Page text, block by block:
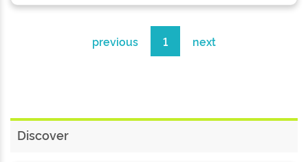
previous 1 next
Discover